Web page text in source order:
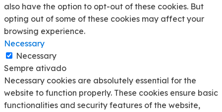
also have the option to opt-out of these cookies. But
opting out of some of these cookies may affect your
browsing experience.
Necessary
Necessary
Sempre ativado
Necessary cookies are absolutely essential for the
website to function properly. These cookies ensure basic
functionalities and security features of the website,